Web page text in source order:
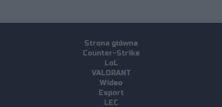
Strona główna
Counter-Strike
LoL
VALORANT
Wideo
Esport
LEC